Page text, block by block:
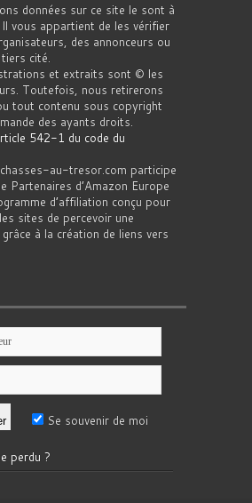
données sur ce site le sont à
vous appartient de les vérifier
des annonceurs ou
cité.
et extraits sont © les
Toutefois, nous retirerons
tout contenu sous copyright
des ayants droits.
542-1 du code du
au-tresor.com participe
Partenaires d’Amazon Europe
d’affiliation conçu pour
sites de percevoir une
à la création de liens vers
Se souvenir de moi
perdu ?